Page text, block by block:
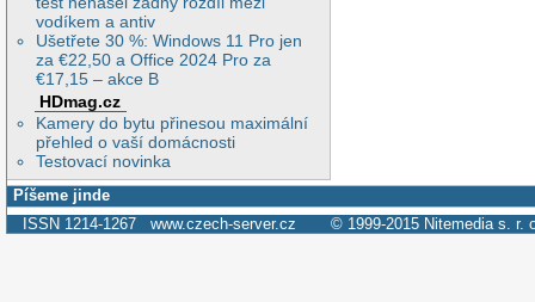
vodíkem a antiv
Ušetřete 30 %: Windows 11 Pro jen
za €22,50 a Office 2024 Pro za
€17,15 – akce B
HDmag.cz
Kamery do bytu přinesou maximální
přehled o vaší domácnosti
Testovací novinka
Píšeme jinde
ISSN 1214-1267 www.czech-server.cz © 1999-2015 Nitemedia s. r.